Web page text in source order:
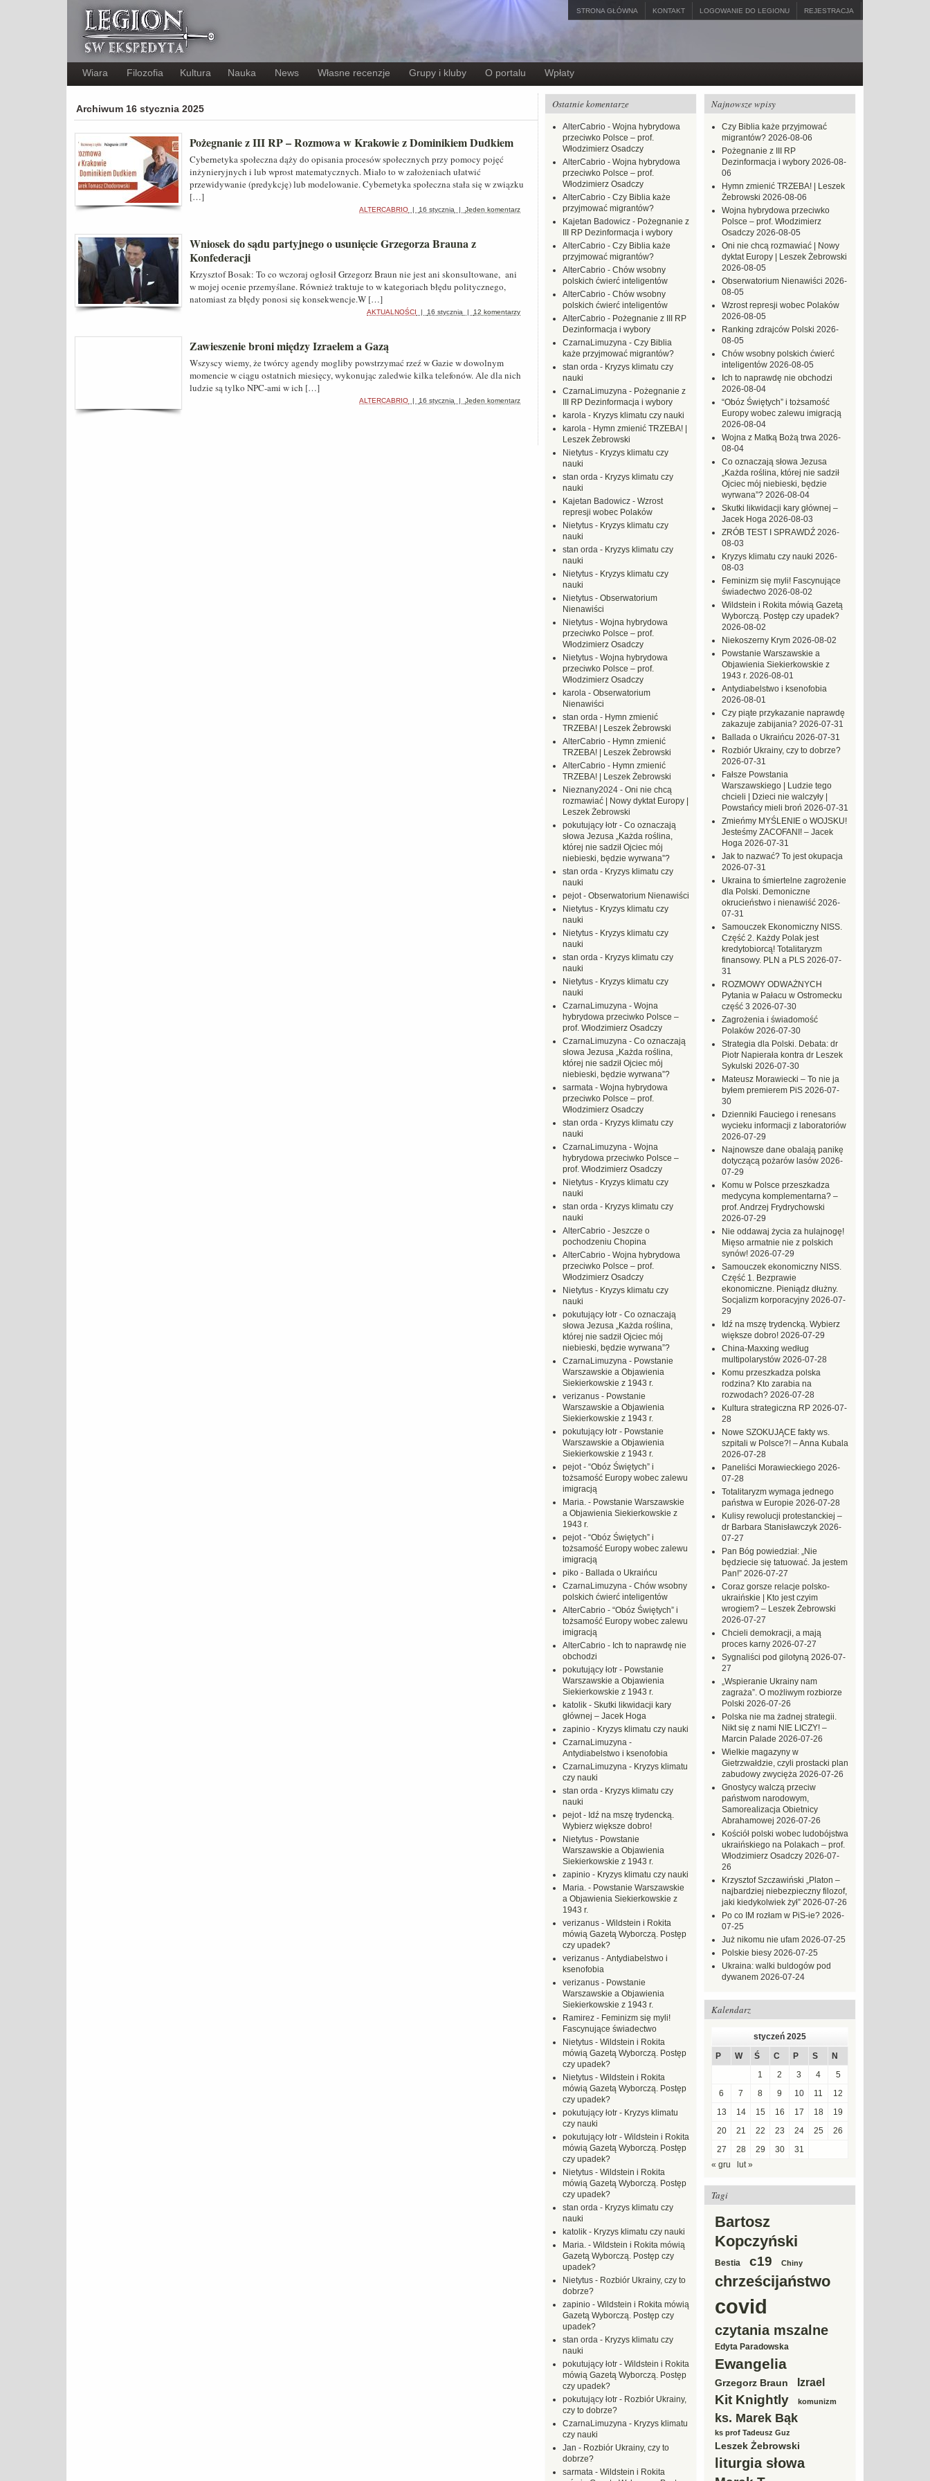
STRONA GŁÓWNA KONTAKT LOGOWANIE DO LEGIONU REJESTRACJA
Wiara Filozofia Kultura Nauka News Własne recenzje Grupy i kluby O portalu Wpłaty
Archiwum 16 stycznia 2025
Pożegnanie z III RP – Rozmowa w Krakowie z Dominikiem Dudkiem
Cybernetyka społeczna dąży do opisania procesów społecznych przy pomocy pojęć
inżynieryjnych i lub wprost matematycznych. Miało to w założeniach ułatwić
przewidywanie (predykcję) lub modelowanie. Cybernetyka społeczna stała się w związku
[…]
ALTERCABRIO | 16 stycznia | Jeden komentarz
Wniosek do sądu partyjnego o usunięcie Grzegorza Brauna z
Konfederacji
Krzysztof Bosak: To co wczoraj ogłosił Grzegorz Braun nie jest ani skonsultowane, ani
w mojej ocenie przemyślane. Również traktuje to w kategoriach błędu politycznego,
natomiast za błędy ponosi się konsekwencje.W […]
AKTUALNOŚCI | 16 stycznia | 12 komentarzy
Zawieszenie broni między Izraelem a Gazą
Wszyscy wiemy, że twórcy agendy mogliby powstrzymać rzeź w Gazie w dowolnym
momencie w ciągu ostatnich miesięcy, wykonując zaledwie kilka telefonów. Ale dla nich
ludzie są tylko NPC-ami w ich […]
ALTERCABRIO | 16 stycznia | Jeden komentarz
Najnowsze wpisy
Czy Biblia każe przyjmować
migrantów? 2026-08-06
Pożegnanie z III RP
Dezinformacja i wybory 2026-08-
06
Hymn zmienić TRZEBA! | Leszek
Żebrowski 2026-08-06
Wojna hybrydowa przeciwko
Polsce – prof. Włodzimierz
Osadczy 2026-08-05
Oni nie chcą rozmawiać | Nowy
dyktat Europy | Leszek Żebrowski
2026-08-05
Obserwatorium Nienawiści 2026-
08-05
Wzrost represji wobec Polaków
2026-08-05
Ranking zdrajców Polski 2026-
08-05
Chów wsobny polskich ćwierć
inteligentów 2026-08-05
Ich to naprawdę nie obchodzi
2026-08-04
“Obóz Świętych” i tożsamość
Europy wobec zalewu imigracją
2026-08-04
Wojna z Matką Bożą trwa 2026-
08-04
Co oznaczają słowa Jezusa
„Każda roślina, której nie sadził
Ojciec mój niebieski, będzie
wyrwana”? 2026-08-04
Skutki likwidacji kary głównej –
Jacek Hoga 2026-08-03
ZRÓB TEST I SPRAWDŹ 2026-
08-03
Kryzys klimatu czy nauki 2026-
08-03
Feminizm się myli! Fascynujące
świadectwo 2026-08-02
Wildstein i Rokita mówią Gazetą
Wyborczą. Postęp czy upadek?
2026-08-02
Niekoszerny Krym 2026-08-02
Powstanie Warszawskie a
Objawienia Siekierkowskie z
1943 r. 2026-08-01
Antydiabelstwo i ksenofobia
2026-08-01
Czy piąte przykazanie naprawdę
zakazuje zabijania? 2026-07-31
Ballada o Ukraińcu 2026-07-31
Rozbiór Ukrainy, czy to dobrze?
2026-07-31
Fałsze Powstania
Warszawskiego | Ludzie tego
chcieli | Dzieci nie walczyły |
Powstańcy mieli broń 2026-07-31
Zmieńmy MYŚLENIE o WOJSKU!
Jesteśmy ZACOFANI! – Jacek
Hoga 2026-07-31
Jak to nazwać? To jest okupacja
2026-07-31
Ukraina to śmiertelne zagrożenie
dla Polski. Demoniczne
okrucieństwo i nienawiść 2026-
07-31
Samouczek Ekonomiczny NISS.
Część 2. Każdy Polak jest
kredytobiorcą! Totalitaryzm
finansowy. PLN a PLS 2026-07-
31
ROZMOWY ODWAŻNYCH
Pytania w Pałacu w Ostromecku
część 3 2026-07-30
Zagrożenia i świadomość
Polaków 2026-07-30
Strategia dla Polski. Debata: dr
Piotr Napierała kontra dr Leszek
Sykulski 2026-07-30
Mateusz Morawiecki – To nie ja
byłem premierem PiS 2026-07-
30
Dzienniki Fauciego i renesans
wycieku informacji z laboratoriów
2026-07-29
Najnowsze dane obalają panikę
dotyczącą pożarów lasów 2026-
07-29
Komu w Polsce przeszkadza
medycyna komplementarna? –
prof. Andrzej Frydrychowski
2026-07-29
Nie oddawaj życia za hulajnogę!
Mięso armatnie nie z polskich
synów! 2026-07-29
Samouczek ekonomiczny NISS.
Część 1. Bezprawie
ekonomiczne. Pieniądz dłużny.
Socjalizm korporacyjny 2026-07-
29
Idź na mszę trydencką. Wybierz
większe dobro! 2026-07-29
China-Maxxing według
multipolarystów 2026-07-28
Komu przeszkadza polska
rodzina? Kto zarabia na
rozwodach? 2026-07-28
Kultura strategiczna RP 2026-07-
28
Nowe SZOKUJĄCE fakty ws.
szpitali w Polsce?! – Anna Kubala
2026-07-28
Paneliści Morawieckiego 2026-
07-28
Totalitaryzm wymaga jednego
państwa w Europie 2026-07-28
Kulisy rewolucji protestanckiej –
dr Barbara Stanisławczyk 2026-
07-27
Pan Bóg powiedział: „Nie
będziecie się tatuować. Ja jestem
Pan!” 2026-07-27
Coraz gorsze relacje polsko-
ukraińskie | Kto jest czyim
wrogiem? – Leszek Żebrowski
2026-07-27
Chcieli demokracji, a mają
proces karny 2026-07-27
Sygnaliści pod gilotyną 2026-07-
27
„Wspieranie Ukrainy nam
zagraża”. O możliwym rozbiorze
Polski 2026-07-26
Polska nie ma żadnej strategii.
Nikt się z nami NIE LICZY! –
Marcin Palade 2026-07-26
Wielkie magazyny w
Gietrzwałdzie, czyli prostacki plan
zabudowy zwycięża 2026-07-26
Gnostycy walczą przeciw
państwom narodowym,
Samorealizacja Obietnicy
Abrahamowej 2026-07-26
Kościół polski wobec ludobójstwa
ukraińskiego na Polakach – prof.
Włodzimierz Osadczy 2026-07-
26
Krzysztof Szczawiński „Platon –
najbardziej niebezpieczny filozof,
jaki kiedykolwiek żył” 2026-07-26
Po co IM rozłam w PiS-ie? 2026-
07-25
Już nikomu nie ufam 2026-07-25
Polskie biesy 2026-07-25
Ukraina: walki buldogów pod
dywanem 2026-07-24
Kalendarz
styczeń 2025
P
W Ś C P S
N
1
2 3 4
5
6
7 8 9 10 11
12
13
14 15 16 17 18
19
20
21 22 23 24 25
26
27
28 29 30
31
« gru
lut »
Tagi
Bartosz
Kopczyński
Bestia c19 Chiny
chrześcijaństwo
covid
czytania mszalne
Edyta Paradowska
Ewangelia
Grzegorz Braun Izrael
Kit Knightly komunizm
ks. Marek Bąk
ks prof Tadeusz Guz
Leszek Żebrowski
liturgia słowa
Ostatnie komentarze
AlterCabrio - Wojna hybrydowa
przeciwko Polsce – prof.
Włodzimierz Osadczy
AlterCabrio - Wojna hybrydowa
przeciwko Polsce – prof.
Włodzimierz Osadczy
AlterCabrio - Czy Biblia każe
przyjmować migrantów?
Kajetan Badowicz - Pożegnanie z
III RP Dezinformacja i wybory
AlterCabrio - Czy Biblia każe
przyjmować migrantów?
AlterCabrio - Chów wsobny
polskich ćwierć inteligentów
AlterCabrio - Chów wsobny
polskich ćwierć inteligentów
AlterCabrio - Pożegnanie z III RP
Dezinformacja i wybory
CzarnaLimuzyna - Czy Biblia
każe przyjmować migrantów?
stan orda - Kryzys klimatu czy
nauki
CzarnaLimuzyna - Pożegnanie z
III RP Dezinformacja i wybory
karola - Kryzys klimatu czy nauki
karola - Hymn zmienić TRZEBA! |
Leszek Żebrowski
Nietytus - Kryzys klimatu czy
nauki
stan orda - Kryzys klimatu czy
nauki
Kajetan Badowicz - Wzrost
represji wobec Polaków
Nietytus - Kryzys klimatu czy
nauki
stan orda - Kryzys klimatu czy
nauki
Nietytus - Kryzys klimatu czy
nauki
Nietytus - Obserwatorium
Nienawiści
Nietytus - Wojna hybrydowa
przeciwko Polsce – prof.
Włodzimierz Osadczy
Nietytus - Wojna hybrydowa
przeciwko Polsce – prof.
Włodzimierz Osadczy
karola - Obserwatorium
Nienawiści
stan orda - Hymn zmienić
TRZEBA! | Leszek Żebrowski
AlterCabrio - Hymn zmienić
TRZEBA! | Leszek Żebrowski
AlterCabrio - Hymn zmienić
TRZEBA! | Leszek Żebrowski
Nieznany2024 - Oni nie chcą
rozmawiać | Nowy dyktat Europy |
Leszek Żebrowski
pokutujący łotr - Co oznaczają
słowa Jezusa „Każda roślina,
której nie sadził Ojciec mój
niebieski, będzie wyrwana”?
stan orda - Kryzys klimatu czy
nauki
pejot- Obserwatorium Nienawiści
Nietytus - Kryzys klimatu czy
nauki
Nietytus - Kryzys klimatu czy
nauki
stan orda - Kryzys klimatu czy
nauki
Nietytus - Kryzys klimatu czy
nauki
CzarnaLimuzyna - Wojna
hybrydowa przeciwko Polsce –
prof. Włodzimierz Osadczy
CzarnaLimuzyna - Co oznaczają
słowa Jezusa „Każda roślina,
której nie sadził Ojciec mój
niebieski, będzie wyrwana”?
sarmata - Wojna hybrydowa
przeciwko Polsce – prof.
Włodzimierz Osadczy
stan orda - Kryzys klimatu czy
nauki
CzarnaLimuzyna - Wojna
hybrydowa przeciwko Polsce –
prof. Włodzimierz Osadczy
Nietytus - Kryzys klimatu czy
nauki
stan orda - Kryzys klimatu czy
nauki
AlterCabrio - Jeszcze o
pochodzeniu Chopina
AlterCabrio - Wojna hybrydowa
przeciwko Polsce – prof.
Włodzimierz Osadczy
Nietytus - Kryzys klimatu czy
nauki
pokutujący łotr - Co oznaczają
słowa Jezusa „Każda roślina,
której nie sadził Ojciec mój
niebieski, będzie wyrwana”?
CzarnaLimuzyna - Powstanie
Warszawskie a Objawienia
Siekierkowskie z 1943 r.
verizanus - Powstanie
Warszawskie a Objawienia
Siekierkowskie z 1943 r.
pokutujący łotr - Powstanie
Warszawskie a Objawienia
Siekierkowskie z 1943 r.
pejot- “Obóz Świętych” i
tożsamość Europy wobec zalewu
imigracją
Maria. - Powstanie Warszawskie
a Objawienia Siekierkowskie z
1943 r.
pejot- “Obóz Świętych” i
tożsamość Europy wobec zalewu
imigracją
piko - Ballada o Ukraińcu
CzarnaLimuzyna - Chów wsobny
polskich ćwierć inteligentów
AlterCabrio - “Obóz Świętych” i
tożsamość Europy wobec zalewu
imigracją
AlterCabrio - Ich to naprawdę nie
obchodzi
pokutujący łotr - Powstanie
Warszawskie a Objawienia
Siekierkowskie z 1943 r.
katolik - Skutki likwidacji kary
głównej – Jacek Hoga
zapinio - Kryzys klimatu czy nauki
CzarnaLimuzyna -
Antydiabelstwo i ksenofobia
CzarnaLimuzyna - Kryzys klimatu
czy nauki
stan orda - Kryzys klimatu czy
nauki
pejot- Idź na mszę trydencką.
Wybierz większe dobro!
Nietytus - Powstanie
Warszawskie a Objawienia
Siekierkowskie z 1943 r.
zapinio - Kryzys klimatu czy nauki
Maria. - Powstanie Warszawskie
a Objawienia Siekierkowskie z
1943 r.
verizanus - Wildstein i Rokita
mówią Gazetą Wyborczą. Postęp
czy upadek?
verizanus - Antydiabelstwo i
ksenofobia
verizanus - Powstanie
Warszawskie a Objawienia
Siekierkowskie z 1943 r.
Ramirez - Feminizm się myli!
Fascynujące świadectwo
Nietytus - Wildstein i Rokita
mówią Gazetą Wyborczą. Postęp
czy upadek?
Nietytus - Wildstein i Rokita
mówią Gazetą Wyborczą. Postęp
czy upadek?
pokutujący łotr - Kryzys klimatu
czy nauki
pokutujący łotr - Wildstein i Rokita
mówią Gazetą Wyborczą. Postęp
czy upadek?
Nietytus - Wildstein i Rokita
mówią Gazetą Wyborczą. Postęp
czy upadek?
stan orda - Kryzys klimatu czy
nauki
katolik - Kryzys klimatu czy nauki
Maria. - Wildstein i Rokita mówią
Gazetą Wyborczą. Postęp czy
upadek?
Nietytus - Rozbiór Ukrainy, czy to
dobrze?
zapinio - Wildstein i Rokita mówią
Gazetą Wyborczą. Postęp czy
upadek?
stan orda - Kryzys klimatu czy
nauki
pokutujący łotr - Wildstein i Rokita
mówią Gazetą Wyborczą. Postęp
czy upadek?
pokutujący łotr - Rozbiór Ukrainy,
czy to dobrze?
CzarnaLimuzyna - Kryzys klimatu
czy nauki
Jan - Rozbiór Ukrainy, czy to
dobrze?
sarmata - Wildstein i Rokita